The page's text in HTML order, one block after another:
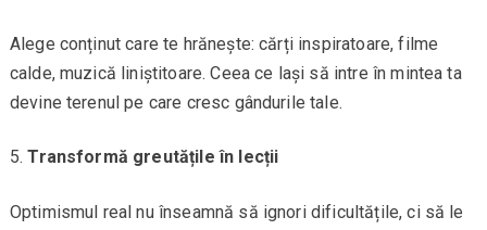
Alege conținut care te hrănește: cărți inspiratoare, filme
calde, muzică liniștitoare. Ceea ce lași să intre în mintea ta
devine terenul pe care cresc gândurile tale.
Transformă greutățile în lecții
Optimismul real nu înseamnă să ignori dificultățile, ci să le